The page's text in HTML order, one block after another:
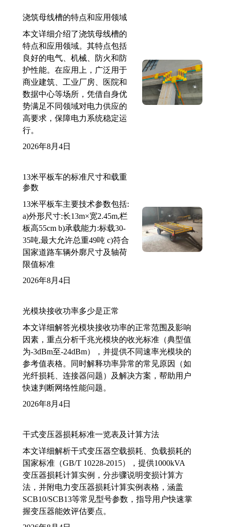
浇筑母线槽的特点和应用领域
本文详细介绍了浇筑母线槽的
特点和应用领域。其特点包括
良好的电气、机械、防火和防
护性能。在应用上，广泛用于
商业建筑、工业厂房、医院和
数据中心等场所，凭借自身优
势满足不同领域对电力供应的
高要求，保障电力系统稳定运
行。
2026年8月4日
13米平板车的标准尺寸和载重
参数
13米平板车主要技术参数包括:
a)外形尺寸:长13m×宽2.45m,栏
板高55cm b)承载能力:标载30-
35吨,最大允许总重49吨 c)符合
国家道路车辆外廓尺寸及轴荷
限值标准
2026年8月4日
光模块接收功率多少是正常
本文详细解答光模块接收功率的正常范围及影响
因素，重点分析千兆光模块的收光标准（典型值
为-3dBm至-24dBm），并提供不同速率光模块的
参考值表格。同时解释功率异常的常见原因（如
光纤损耗、连接器问题）及解决方案，帮助用户
快速判断网络性能问题。
2026年8月4日
干式变压器损耗标准一览表及计算方法
本文详细解析干式变压器空载损耗、负载损耗的
国家标准（GB/T 10228-2015），提供1000kVA
变压器损耗计算实例，分步骤说明变损计算方
法，并附电力变压器损耗计算实例表格，涵盖
SCB10/SCB13等常见型号参数，指导用户快速掌
握变压器能效评估要点。